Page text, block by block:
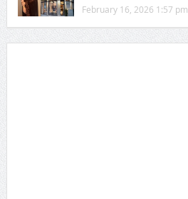
February 16, 2026 1:57 pm